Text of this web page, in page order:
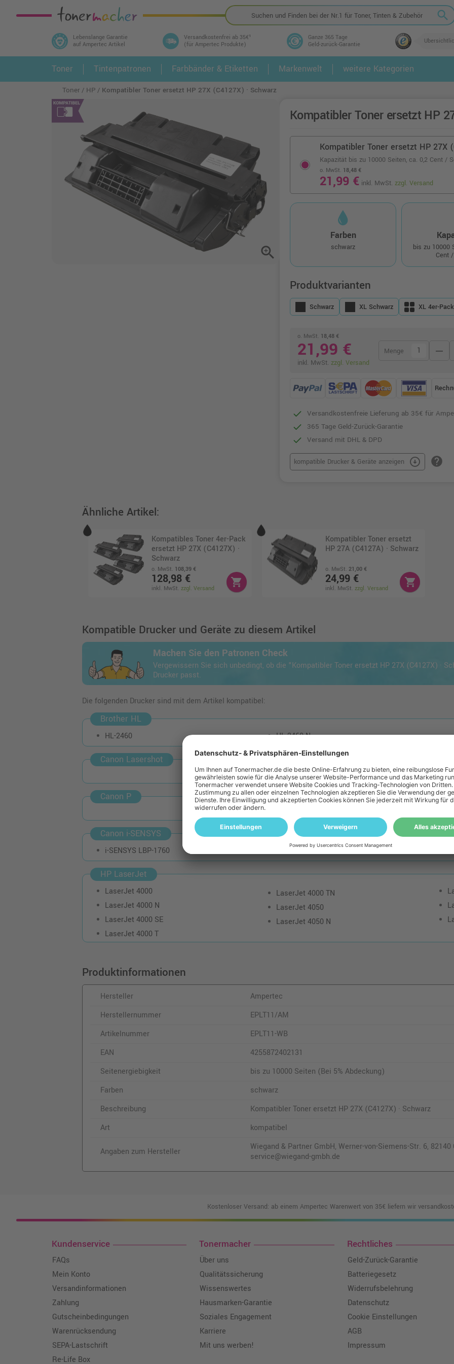
search
Lebenslange Garantie
auf Ampertec Artikel
Versandkostenfrei ab 35€¹
(für Ampertec Produkte)
Ganze 365 Tage
Geld-zurück-Garantie
In 3 einfachen Schritten ihr Druckermodell
und alle dazu passenden Artikel finden ➤ 1. 2.
Toner Tintenpatronen Farbbänder & Etiketten Markenwelt weitere Kategorien
Toner HP Kompatibler Toner ersetzt HP 27X (C4127X) · Schwarz
zoom_in
Kompatibler Toner ersetzt HP
Kompatibler Toner ersetzt HP 27X
Kapazität bis zu 10000 Seiten, ca. 0,2 Cent /
o. MwSt. 18,48 €
21,99 € inkl. MwSt. zzgl. Versand
Farben
schwarz bis zu 10000
Cent
Produktvarianten
Schwarz XL Schwarz XL 4er-
o. MwSt. 18,48 €
21,99 €
inkl. MwSt. zzgl. Versand
Menge remove
Versandkostenfreie Lieferung ab 35€ für
365 Tage Geld-Zurück-Garantie
Versand mit DHL & DPD
kompatible Drucker & Geräte anzeigen arrow_circle_down help
Ähnliche Artikel:
Kompatibles Toner 4er-Pack
ersetzt HP 27X (C4127X) ·
Schwarz
o. MwSt. 108,39 €
128,98 €
inkl. MwSt. zzgl. Versand
shopping_cart
Kompatibler Toner ersetzt
HP 27A (C4127A) · Schwarz
o. MwSt. 21,00 €
24,99 €
inkl. MwSt. zzgl. Versand
shopping_cart
Kompatible Drucker und Geräte zu diesem Artikel
Machen Sie den Patronen Check
Vergewissern Sie sich unbedingt, ob die "Kompatibler Toner ersetzt HP 27X (C4127X) ·
Drucker passt.
Die folgenden Drucker sind mit dem Artikel kompatibel:
Brother HL
HL-2460 HL-2460 N
Canon Lasershot
Lasershot LBP-1760
Canon P
Canon i-SENSYS
i-SENSYS LBP-1760 i-SENSYS LBP-1760 e
HP LaserJet
LaserJet 4000
LaserJet 4000 N
LaserJet 4000 SE
LaserJet 4000 T
LaserJet 4000 TN
LaserJet 4050
LaserJet 4050 N
Produktinformationen
Hersteller
Ampertec
Herstellernummer
EPLT11/AM
Artikelnummer
EPLT11-WB
EAN
4255872402131
Seitenergiebigkeit
bis zu 10000 Seiten (Bei 5% Abdeckung)
Farben
schwarz
Beschreibung
Kompatibler Toner ersetzt HP 27X (C4127X) · Schwarz
Art
kompatibel
Angaben zum Hersteller
Wiegand & Partner GmbH, Werner-von-Siemens-Str. 6,
service@wiegand-gmbh.de
Kostenloser Versand: ab einem Ampertec Warenwert von 35€ liefern wir
Kundenservice
FAQs
Mein Konto
Versandinformationen
Zahlung
Gutscheinbedingungen
Warenrücksendung
SEPA-Lastschrift
Re-Life Box
Tonermacher
Über uns
Qualitätssicherung
Wissenswertes
Hausmarken-Garantie
Soziales Engagement
Karriere
Mit uns werben!
Rechtliches
Geld-Zurück-Garantie
Batteriegesetz
Widerrufsbelehrung
Datenschutz
Cookie Einstellungen
AGB
Impressum